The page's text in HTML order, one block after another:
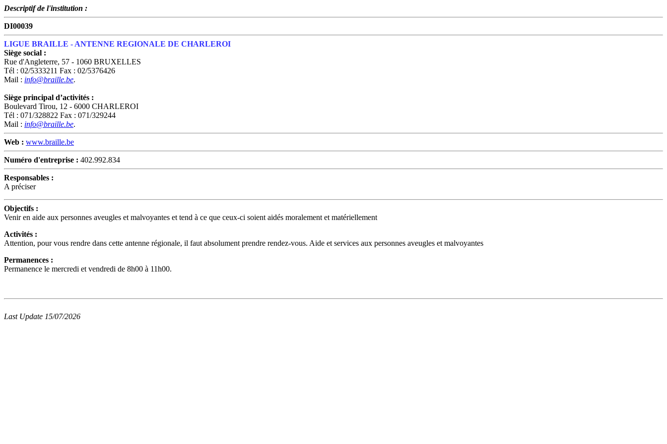
Descriptif de l'institution :
DI00039
LIGUE BRAILLE - ANTENNE REGIONALE DE CHARLEROI
Siège social :
Rue d'Angleterre, 57 - 1060 BRUXELLES
Tél : 02/5333211 Fax : 02/5376426
Mail : info@braille.be.
Siège principal d’activités :
Boulevard Tirou, 12 - 6000 CHARLEROI
Tél : 071/328822 Fax : 071/329244
Mail : info@braille.be.
Web : www.braille.be
Numéro d'entreprise : 402.992.834
Responsables :
A préciser
Objectifs :
Venir en aide aux personnes aveugles et malvoyantes et tend à ce que ceux-ci soient aidés moralement et matériellement
Activités :
Attention, pour vous rendre dans cette antenne régionale, il faut absolument prendre rendez-vous. Aide et services aux personnes aveugles et malvoyantes
Permanences :
Permanence le mercredi et vendredi de 8h00 à 11h00.
Last Update 15/07/2026